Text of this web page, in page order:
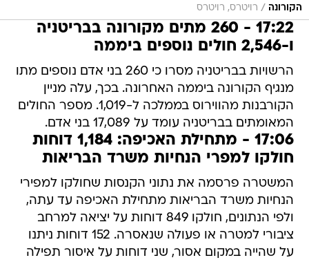
הקורונה / רויטרס, רויטרס
17:22 - 260 מתים מקורונה בבריטניה
ו-2,546 חולים נוספים ביממה
הרשויות בבריטניה מסרו כי 260 בני אדם נוספים מתו
מנגיף הקורונה ביממה האחרונה. בכך, עלה מניין
הקורבנות מהווירוס בממלכה ל-1,019. מספר החולים
המאומתים בבריטניה עומד על 17,089 בני אדם.
17:06 - מתחילת האכיפה: 1,184 דוחות
חולקו למפרי הנחיות משרד הבריאות
המשטרה פרסמה את נתוני הקנסות שחולקו למפירי
הנחיות משרד הבריאות מתחילת האכיפה עד עתה,
ולפי הנתונים, חולקו 849 דוחות על יציאה למרחב
ציבורי למטרה או פעולה שנאסרה. 152 דוחות ניתנו
על שהייה במקום אסור, שני דוחות על איסור תפילה